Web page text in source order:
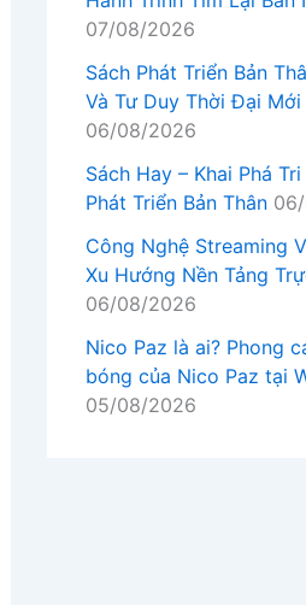
07/08/2026
Sách Phát Triển Bản
Và Tư Duy Thời Đại Mới
06/08/2026
Sách Hay – Khai Phá
Phát Triển Bản Thân
Công Nghệ Streaming
Xu Hướng Nền Tảng
06/08/2026
Nico Paz là ai? Phong
bóng của Nico Paz tại
05/08/2026